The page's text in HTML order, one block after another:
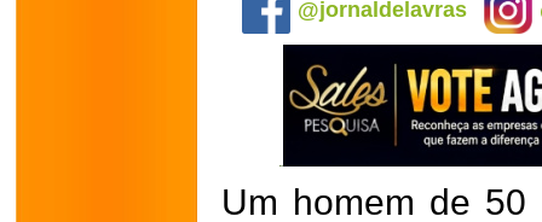
@jornaldelavras
Um homem de